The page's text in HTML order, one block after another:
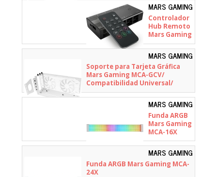
MARS GAMING
- MFHUB
Controlador
Hub Remoto
Mars Gaming
MF-HUB para
Ventiladores
ARGB
MARS GAMING
- MCAGCVW
Soporte para Tarjeta Gráfica
Mars Gaming MCA-GCV/
Compatibilidad Universal/
Blanco
MARS GAMING
- MCA16X
Funda ARGB
Mars Gaming
MCA-16X
MARS GAMING
- MCA24X
Funda ARGB Mars Gaming MCA-
24X